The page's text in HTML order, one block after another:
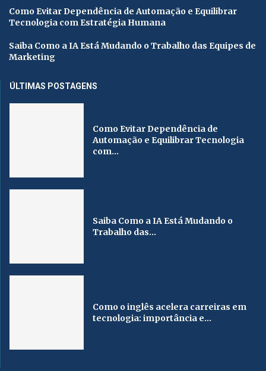
Como Evitar Dependência de Automação e Equilibrar
Tecnologia com Estratégia Humana
Saiba Como a IA Está Mudando o Trabalho das Equipes de
Marketing
ÚLTIMAS POSTAGENS
Como Evitar Dependência de
Automação e Equilibrar Tecnologia
com...
Saiba Como a IA Está Mudando o
Trabalho das...
Como o inglês acelera carreiras em
tecnologia: importância e...